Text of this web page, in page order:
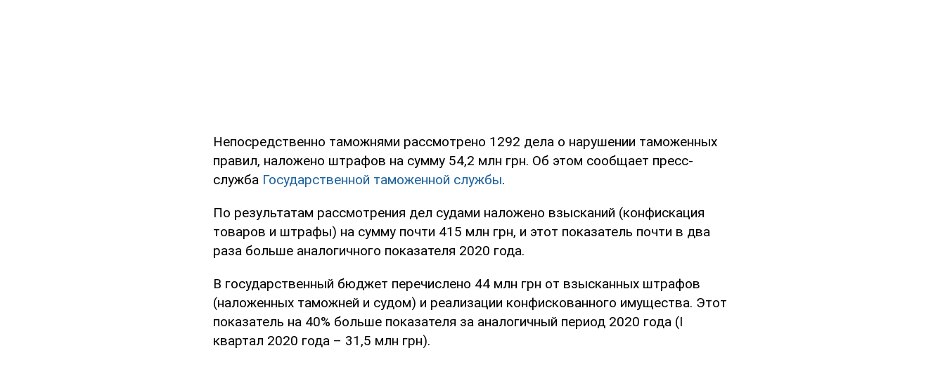
Непосредственно таможнями рассмотрено 1292 дела о нарушении таможенных
правил, наложено штрафов на сумму 54,2 млн грн. Об этом сообщает пресс-
служба Государственной таможенной службы.
По результатам рассмотрения дел судами наложено взысканий (конфискация
товаров и штрафы) на сумму почти 415 млн грн, и этот показатель почти в два
раза больше аналогичного показателя 2020 года.
В государственный бюджет перечислено 44 млн грн от взысканных штрафов
(наложенных таможней и судом) и реализации конфискованного имущества. Этот
показатель на 40% больше показателя за аналогичный период 2020 года (I
квартал 2020 года – 31,5 млн грн).